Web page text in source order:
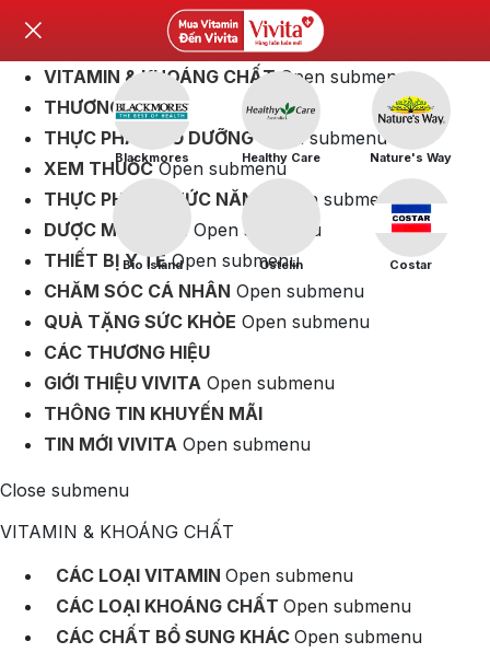
VITAMIN & KHOÁNG CHẤTOpen submenu
THƯƠNG HIỆU
THỰC PHẨM BỔ DƯỠNG
Open submenu
XEM THUỐC Open submenu
THỰC PHẨM CHỨC NĂNG
Open submenu
DƯỢC MỸ PHẨM Open submenu
THIẾT BỊ Y TẾ Open submenu
CHĂM SÓC CÁ NHÂN Open submenu
QUÀ TẶNG SỨC KHỎE Open submenu
CÁC THƯƠNG HIỆU
GIỚI THIỆU VIVITA Open submenu
THÔNG TIN KHUYẾN MÃI
TIN MỚI VIVITA Open submenu
Close submenu
VITAMIN & KHOÁNG CHẤT
CÁC LOẠI VITAMIN Open submenu
CÁC LOẠI KHOÁNG CHẤT Open submenu
CÁC CHẤT BỔ SUNG KHÁC Open submenu
Blackmores Healthy Care Nature's Way
Bio Island Ostelin Costar